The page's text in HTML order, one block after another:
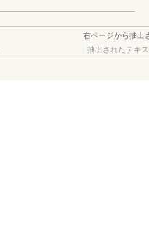
右ページから抽出
抽出されたテキ